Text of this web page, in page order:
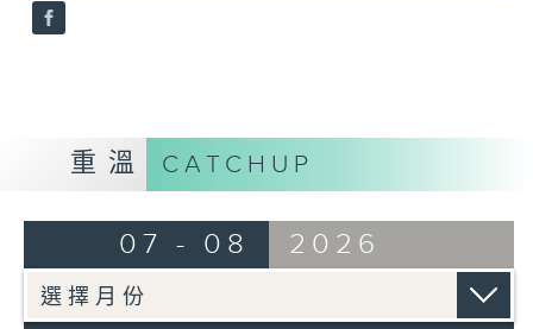
"Nachtgang" (A walk at night)
Angela Hewitt (piano)
BBC Scottish Symphony Orchestra
John Wilson (conductor)
Eduard Strauss
Mazur, Op. 55
Vienna Philharmonic Orchestra
重溫 CATCHUP
07 - 08 2026